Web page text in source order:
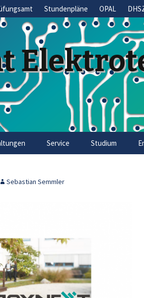
Stundenpläne OPAL
Service Studium
Sebastian Semmler